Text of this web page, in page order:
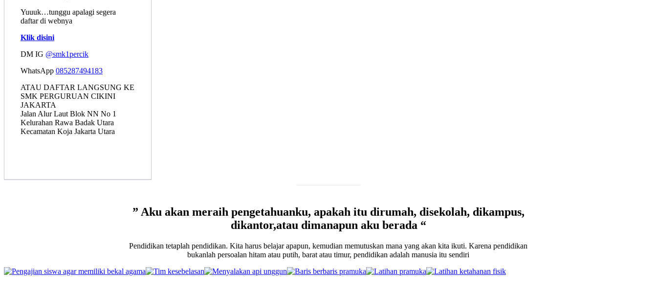
Yuuuk…tunggu apalagi segera
daftar di webnya
Klik disini
DM IG @smk1percik
WhatsApp 085287494183
ATAU DAFTAR LANGSUNG KE
SMK PERGURUAN CIKINI
JAKARTA
Jalan Alur Laut Blok NN No 1
Kelurahan Rawa Badak Utara
Kecamatan Koja Jakarta Utara
” Aku akan meraih pengetahuanku, apakah itu dirumah, disekolah, dikampus,
dikantor,atau dimanapun aku berada “
Pendidikan tetaplah pendidikan. Kita harus belajar apapun, kemudian memutuskan mana yang akan kita ikuti. Karena pendidikan
bukanlah persoalan hitam atau putih, barat atau timur, pendidikan adalah manusia itu sendiri